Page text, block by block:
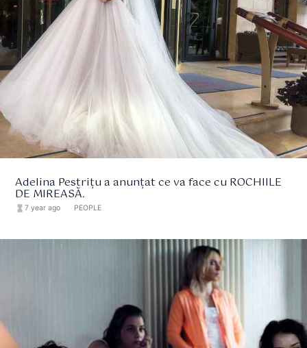
Adelina Pestrițu a anunțat ce va face cu ROCHIILE
DE MIREASĂ.
hourglass_full7 year ago PEOPLE